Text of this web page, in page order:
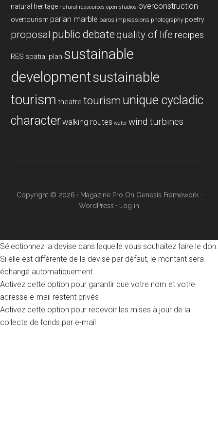
natural heritage natural ressources open studios overconstruction
overtourism parian marble paros impressions photography poetry
proposal public debatequality of life recipes
RES spatial plan sustainable
developmentsustainable
tourism theatre tourism unique cycladic
characterwalking routes water wind turbines
Copyright © 2026 · Magazine Pro On Genesis Framework·
WordPress · Log in
Sélectionnez la devise dans laquelle vous souhaitez faire le don.
Si elle est différente de la devise par défaut, le montant sera
échangé automatiquement.
Activez cette option pour garantir que votre nom et votre
adresse e-mail restent privés
Activez cette option pour recevoir les mises à jour de la
collecte de fonds par e-mail